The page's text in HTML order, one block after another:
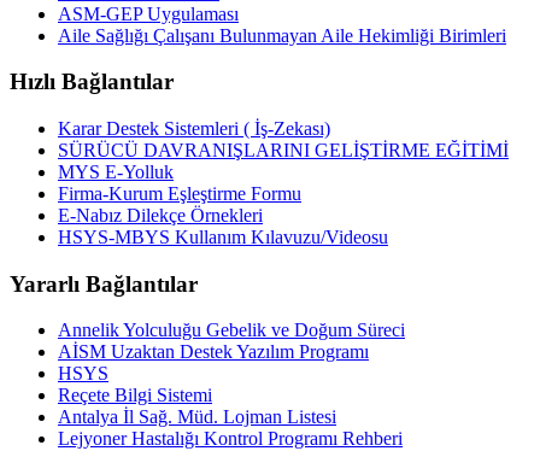
ASM-GEP Uygulaması
Aile Sağlığı Çalışanı Bulunmayan Aile Hekimliği Birimleri
Hızlı Bağlantılar
Karar Destek Sistemleri ( İş-Zekası)
SÜRÜCÜ DAVRANIŞLARINI GELİŞTİRME EĞİTİMİ
MYS E-Yolluk
Firma-Kurum Eşleştirme Formu
E-Nabız Dilekçe Örnekleri
HSYS-MBYS Kullanım Kılavuzu/Videosu
Yararlı Bağlantılar
Annelik Yolculuğu Gebelik ve Doğum Süreci
AİSM Uzaktan Destek Yazılım Programı
HSYS
Reçete Bilgi Sistemi
Antalya İl Sağ. Müd. Lojman Listesi
Lejyoner Hastalığı Kontrol Programı Rehberi